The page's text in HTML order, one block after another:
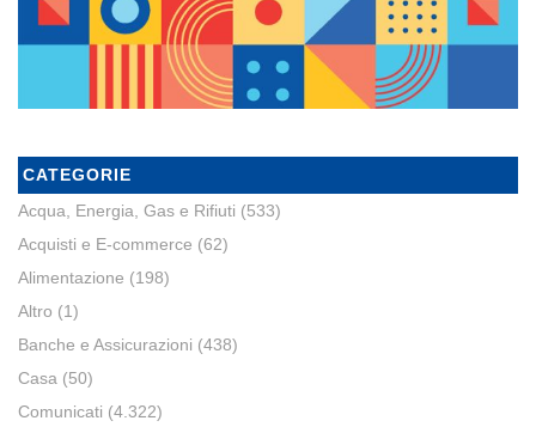
CATEGORIE
Acqua, Energia, Gas e Rifiuti (533)
Acquisti e E-commerce (62)
Alimentazione (198)
Altro (1)
Banche e Assicurazioni (438)
Casa (50)
Comunicati (4.322)